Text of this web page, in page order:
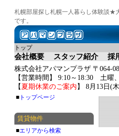
札幌部屋探し札幌一人暮らし体験談★
です。
トップ
会社概要 スタッフ紹介 採
株式会社アパマンプラザ 〒064-
【営業時間】 9:10～18:30 土曜、
【 夏期休業のご案内 】 8月13日(
■ トップページ
賃貸物件
■エリアから検索